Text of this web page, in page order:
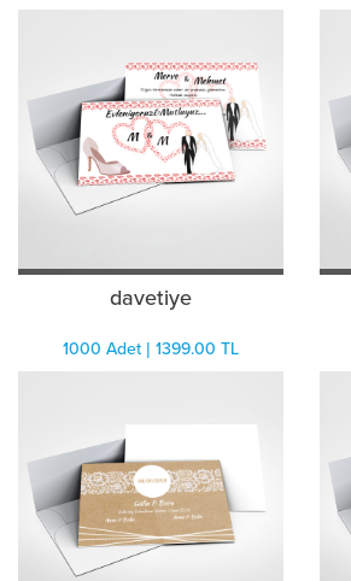
davetiye
1000 Adet | 1399.00 TL